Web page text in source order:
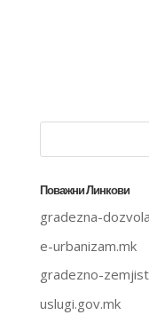
Поважни Линкови
gradezna-
e-urbanizam.mk
gradezno-
uslugi.gov.mk